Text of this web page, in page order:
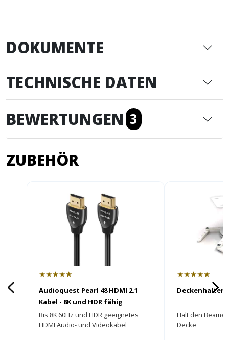
DOKUMENTE
TECHNISCHE DATEN
BEWERTUNGEN 3
ZUBEHÖR
★★★★★
Audioquest Pearl 48 HDMI 2.1
Kabel - 8K und HDR fähig
Bis 8K 60Hz und HDR geeignetes
HDMI Audio- und Videokabel
★★★★★
Deckenhalter
Hält den
Decke